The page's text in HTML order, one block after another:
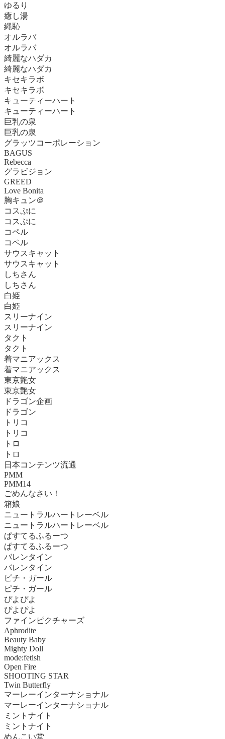
ゆるり
癒し湯
縄恥
オルラバ
オルラバ
綺麗なハダカ
綺麗なハダカ
キセキラボ
キセキラボ
キューティーハート
キューティーハート
巨乳の泉
巨乳の泉
グラッツコーポレーション
BAGUS
Rebecca
グラビジョン
GREED
Love Bonita
胸キュン＠
コスぷに
コスぷに
コペル
コペル
サウスキャット
サウスキャット
しちさん
しちさん
白姫
白姫
スリーナイン
スリーナイン
タクト
タクト
着マニアックス
着マニアックス
東京艶女
東京艶女
ドラゴン企画
ドラゴン
トリコ
トリコ
トロ
トロ
日本コンテンツ流通
PMM
PMM14
ごめんなさい！
箱娘
ニュートラルハートレーベル
ニュートラルハートレーベル
ぱすてるふるーつ
ぱすてるふるーつ
バレンタイン
バレンタイン
ピチ・ガール
ピチ・ガール
ぴよぴよ
ぴよぴよ
ファインピクチャーズ
Aphrodite
Beauty Baby
Mighty Doll
mode:fetish
Open Fire
SHOOTING STAR
Twin Butterfly
マーレーインターナショナル
マーレーインターナショナル
ミントナイト
ミントナイト
めんこい堂